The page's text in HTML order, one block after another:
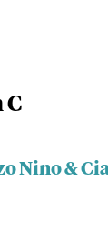
C
Nino & Cia